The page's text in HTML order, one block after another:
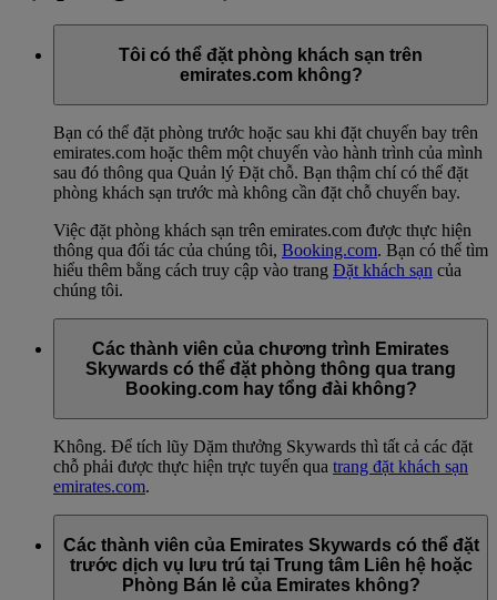
Tôi có thể đặt phòng khách sạn trên
emirates.com không?
Bạn có thể đặt phòng trước hoặc sau khi đặt chuyến bay trên
emirates.com hoặc thêm một chuyến vào hành trình của mình
sau đó thông qua Quản lý Đặt chỗ. Bạn thậm chí có thể đặt
phòng khách sạn trước mà không cần đặt chỗ chuyến bay.
Việc đặt phòng khách sạn trên emirates.com được thực hiện
thông qua đối tác của chúng tôi, Booking.com. Bạn có thể tìm
hiểu thêm bằng cách truy cập vào trang Đặt khách sạn của
chúng tôi.
Các thành viên của chương trình Emirates
Skywards có thể đặt phòng thông qua trang
Booking.com hay tổng đài không?
Không. Để tích lũy Dặm thưởng Skywards thì tất cả các đặt
chỗ phải được thực hiện trực tuyến qua trang đặt khách sạn
emirates.com.
Các thành viên của Emirates Skywards có thể đặt
trước dịch vụ lưu trú tại Trung tâm Liên hệ hoặc
Phòng Bán lẻ của Emirates không?